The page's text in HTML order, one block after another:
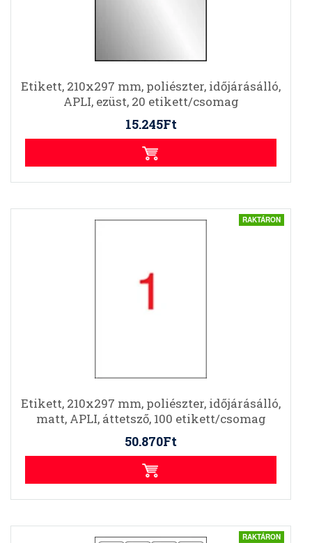
Etikett, 210x297 mm, poliészter, időjárásálló,
APLI, ezüst, 20 etikett/csomag
15.245Ft
RAKTÁRON
Etikett, 210x297 mm, poliészter, időjárásálló,
matt, APLI, áttetsző, 100 etikett/csomag
50.870Ft
RAKTÁRON